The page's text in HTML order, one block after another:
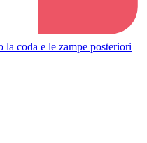
coda e le zampe posteriori